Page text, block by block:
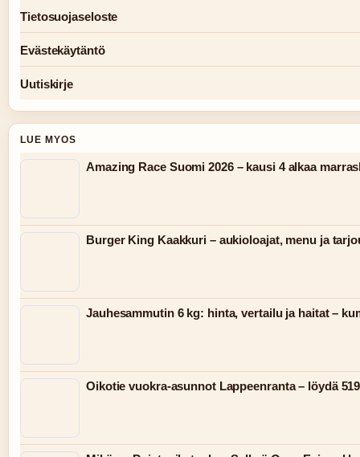
Tietosuojaseloste
Evästekäytäntö
Uutiskirje
LUE MYOS
Amazing Race Suomi 2026 – kausi 4 alkaa
Burger King Kaakkuri – aukioloajat, menu ja
Jauhesammutin 6 kg: hinta, vertailu ja haitat –
Oikotie vuokra-asunnot Lappeenranta – löydä